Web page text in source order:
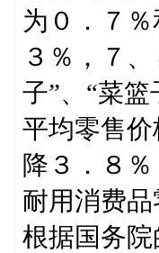
为０．７
３％，７
子”、“菜
平均零售
降３．８
耐用消费品
根据国务